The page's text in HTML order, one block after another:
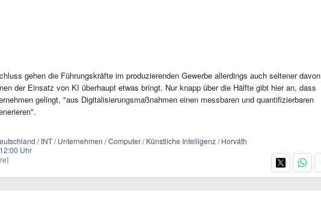
gehen die Führungskräfte im produzierenden Gewerbe allerdings auch seltener davon
der Einsatz von KI überhaupt etwas bringt. Nur knapp über die Hälfte gibt hier an, dass
gelingt, "aus Digitalisierungsmaßnahmen einen messbaren und quantifizierbaren
/ INT / Unternehmen / Computer / Künstliche Intelligenz / Horváth
12:00 Uhr